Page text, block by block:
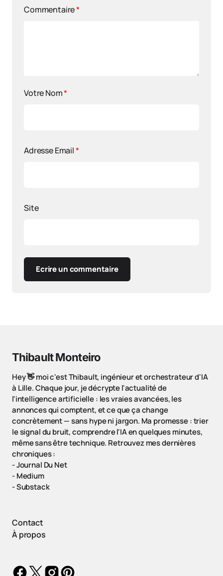
Commentaire*
Votre Nom*
Adresse Email*
Site
Ecrire un commentaire
Thibault Monteiro
Hey 👋 moi c'est Thibault, ingénieur et orchestrateur d'IA
à Lille. Chaque jour, je décrypte l'actualité de
l'intelligence artificielle : les vraies avancées, les
annonces qui comptent, et ce que ça change
concrètement — sans hype ni jargon. Ma promesse : trier
le signal du bruit, comprendre l'IA en quelques minutes,
même sans être technique. Retrouvez mes dernières
chroniques :
-Journal Du Net
-Medium
-Substack
Contact
À propos